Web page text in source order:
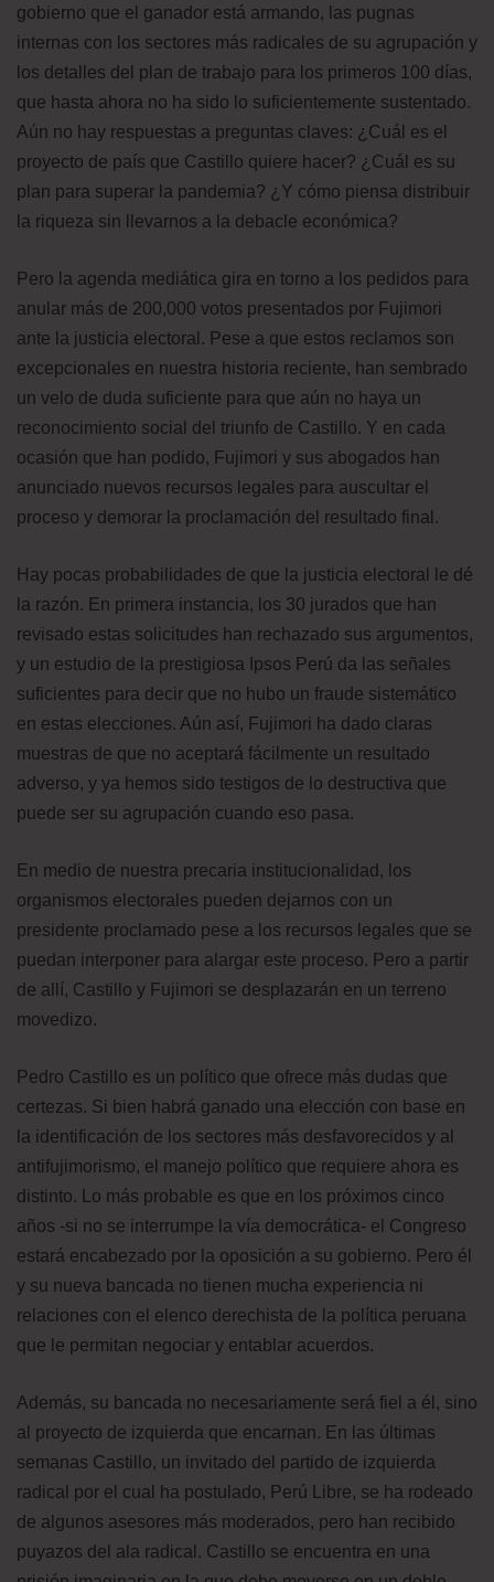
gobierno que el ganador está armando, las pugnas
internas con los sectores más radicales de su agrupación y
los detalles del plan de trabajo para los primeros 100 días,
que hasta ahora no ha sido lo suficientemente sustentado.
Aún no hay respuestas a preguntas claves: ¿Cuál es el
proyecto de país que Castillo quiere hacer? ¿Cuál es su
plan para superar la pandemia? ¿Y cómo piensa distribuir
la riqueza sin llevarnos a la debacle económica?
Pero la agenda mediática gira en torno a los pedidos para
anular más de 200,000 votos presentados por Fujimori
ante la justicia electoral. Pese a que estos reclamos son
excepcionales en nuestra historia reciente, han sembrado
un velo de duda suficiente para que aún no haya un
reconocimiento social del triunfo de Castillo. Y en cada
ocasión que han podido, Fujimori y sus abogados han
anunciado nuevos recursos legales para auscultar el
proceso y demorar la proclamación del resultado final.
Hay pocas probabilidades de que la justicia electoral le dé
la razón. En primera instancia, los 30 jurados que han
revisado estas solicitudes han rechazado sus argumentos,
y un estudio de la prestigiosa Ipsos Perú da las señales
suficientes para decir que no hubo un fraude sistemático
en estas elecciones. Aún así, Fujimori ha dado claras
muestras de que no aceptará fácilmente un resultado
adverso, y ya hemos sido testigos de lo destructiva que
puede ser su agrupación cuando eso pasa.
En medio de nuestra precaria institucionalidad, los
organismos electorales pueden dejarnos con un
presidente proclamado pese a los recursos legales que se
puedan interponer para alargar este proceso. Pero a partir
de allí, Castillo y Fujimori se desplazarán en un terreno
movedizo.
Pedro Castillo es un político que ofrece más dudas que
certezas. Si bien habrá ganado una elección con base en
la identificación de los sectores más desfavorecidos y al
antifujimorismo, el manejo político que requiere ahora es
distinto. Lo más probable es que en los próximos cinco
años -si no se interrumpe la vía democrática- el Congreso
estará encabezado por la oposición a su gobierno. Pero él
y su nueva bancada no tienen mucha experiencia ni
relaciones con el elenco derechista de la política peruana
que le permitan negociar y entablar acuerdos.
Además, su bancada no necesariamente será fiel a él, sino
al proyecto de izquierda que encarnan. En las últimas
semanas Castillo, un invitado del partido de izquierda
radical por el cual ha postulado, Perú Libre, se ha rodeado
de algunos asesores más moderados, pero han recibido
puyazos del ala radical. Castillo se encuentra en una